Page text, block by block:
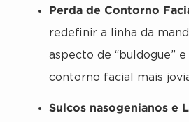
Perda de Contorno
redefinir a linha da
aspecto de “buldogue”
contorno facial mais
Sulcos nasogenianos e